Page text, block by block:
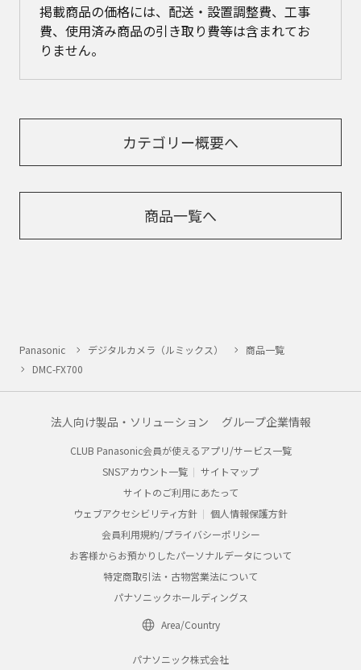
掲載商品の価格には、配送・設置調整費、工事
費、使用済み商品の引き取り費等は含まれてお
りません。
カテゴリー概要へ
商品一覧へ
Panasonic デジタルカメラ（ルミックス）
商品一覧
DMC-FX700
法人向け製品・ソリューション グループ企業情報
CLUB Panasonic会員が使えるアプリ/サービス一覧
SNSアカウント一覧
サイトマップ
サイトのご利用にあたって
ウェブアクセシビリティ方針
個人情報保護方針
会員利用規約/プライバシーポリシー
お客様からお預かりしたパーソナルデータについて
特定商取引法・古物営業法について
パナソニックホールディングス
Area/Country
パナソニック株式会社